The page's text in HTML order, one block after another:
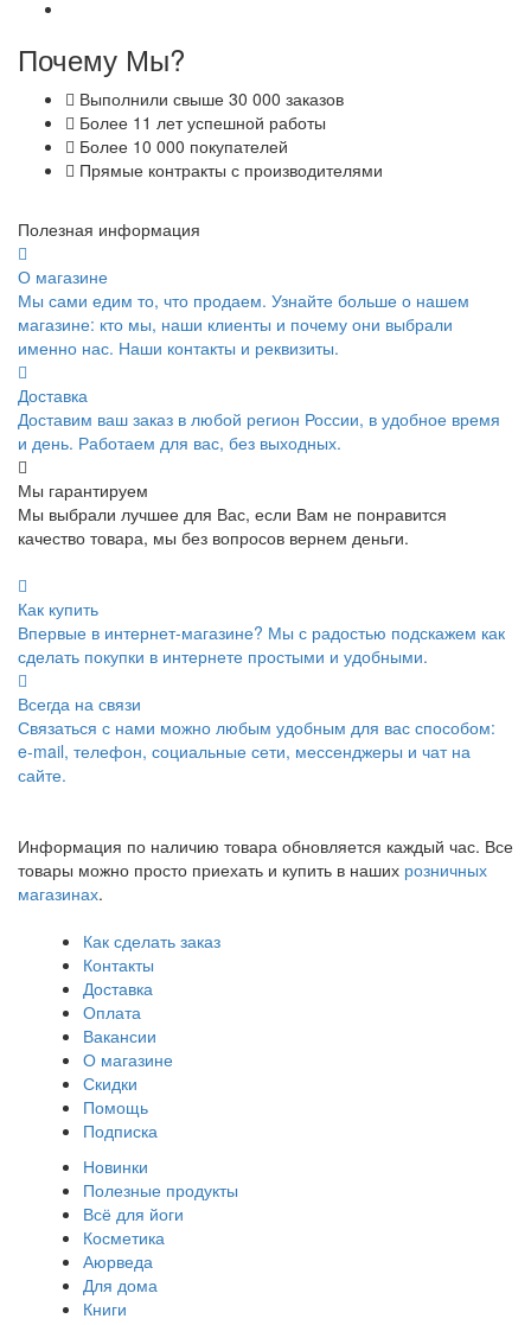
Почему Мы?
Выполнили свыше 30 000 заказов
Более 11 лет успешной работы
Более 10 000 покупателей
Прямые контракты с производителями
Полезная информация
О магазине
Мы сами едим то, что продаем. Узнайте больше о нашем
магазине: кто мы, наши клиенты и почему они выбрали
именно нас. Наши контакты и реквизиты.
Доставка
Доставим ваш заказ в любой регион России, в удобное время
и день. Работаем для вас, без выходных.
Мы гарантируем
Мы выбрали лучшее для Вас, если Вам не понравится
качество товара, мы без вопросов вернем деньги.
Как купить
Впервые в интернет-магазине? Мы с радостью подскажем как
сделать покупки в интернете простыми и удобными.
Всегда на связи
Связаться с нами можно любым удобным для вас способом:
e-mail, телефон, социальные сети, мессенджеры и чат на
сайте.
Информация по наличию товара обновляется каждый час. Все
товары можно просто приехать и купить в наших розничных
магазинах.
Как сделать заказ
Контакты
Доставка
Оплата
Вакансии
О магазине
Скидки
Помощь
Подписка
Новинки
Полезные продукты
Всё для йоги
Косметика
Аюрведа
Для дома
Книги